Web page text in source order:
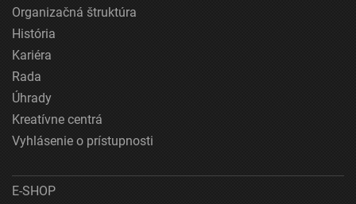
Organizačná štruktúra
História
Kariéra
Rada
Úhrady
Kreatívne centrá
Vyhlásenie o prístupnosti
E-SHOP